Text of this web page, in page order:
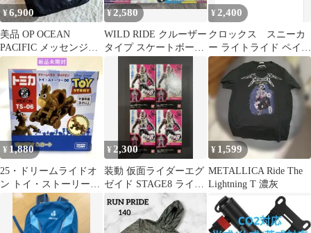
¥6,900
美品 OP OCEAN
PACIFIC メッセンジャ
ーバッグ Y2K 大容量
黒
¥2,580
WILD RIDE クルーザー
タイプ スケートボード
¥ 2,400
クロックス スニーカ
ー ライトライド ペイサ
ー キッズ 18.5cm
¥ 1,880
25・ドリームライドオ
ン トイ・ストーリー
TS-06 ブルズアイ＆カ
¥ 2,300
装動 仮面ライダーエグ
ゼイド STAGE8 ライド
プレイヤー 4個セット
¥ 1,599
METALLICA Ride The
Lightning T 濃灰